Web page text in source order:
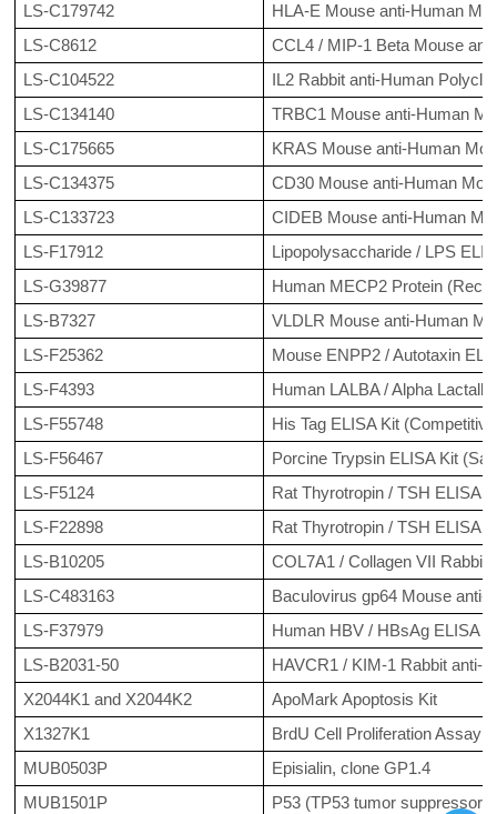
LS-C179742
HLA-E Mouse anti-Human
LS-C8612
CCL4 / MIP-1 Beta Mouse
LS-C104522
IL2 Rabbit anti-Human
LS-C134140
TRBC1 Mouse anti-Human
LS-C175665
KRAS Mouse anti-Human
LS-C134375
CD30 Mouse anti-Human
LS-C133723
CIDEB Mouse anti-Human
LS-F17912
Lipopolysaccharide / LPS
LS-G39877
Human MECP2 Protein
LS-B7327
VLDLR Mouse anti-Human
LS-F25362
Mouse ENPP2 / Autotaxin
LS-F4393
Human LALBA / Alpha
LS-F55748
His Tag ELISA Kit
LS-F56467
Porcine Trypsin ELISA Kit
LS-F5124
Rat Thyrotropin / TSH ELISA
LS-F22898
Rat Thyrotropin / TSH ELISA
LS-B10205
COL7A1 / Collagen VII Rabbit
LS-C483163
Baculovirus gp64 Mouse anti-
LS-F37979
Human HBV / HBsAg ELISA
LS-B2031-50
HAVCR1 / KIM-1 Rabbit anti-
X2044K1 and X2044K2
ApoMark Apoptosis Kit
X1327K1
BrdU Cell Proliferation Assay
MUB0503P
Episialin, clone GP1.4
MUB1501P
P53 (TP53 tumor suppressor